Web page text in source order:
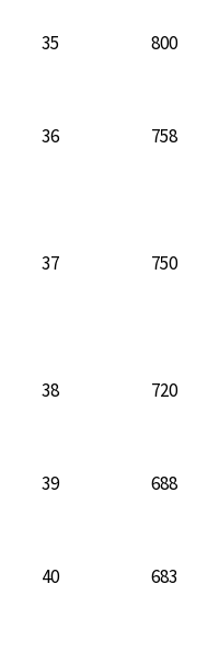
35 800
36 758
37 750
38 720
39 688
40 683